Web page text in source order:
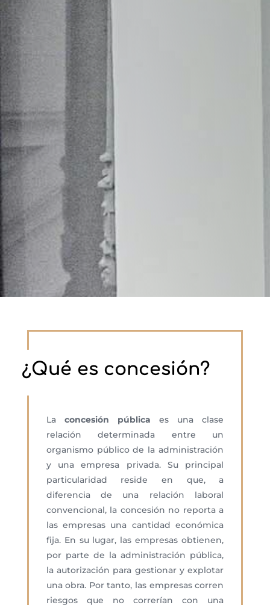
He leido lapolítica de privacidad
la gestión de mis datos por parte de esta web.
¿Qué es concesión?
La concesión pública es una clase
relación determinada entre un
organismo público de la administración
y una empresa privada. Su principal
particularidad reside en que, a
diferencia de una relación laboral
convencional, la concesión no reporta a
las empresas una cantidad económica
fija. En su lugar, las empresas obtienen,
por parte de la administración pública,
la autorización para gestionar y explotar
una obra. Por tanto, las empresas corren
riesgos que no correrían con una